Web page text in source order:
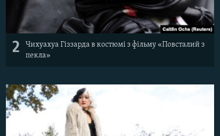
2
Чихуахуа Гіззарда в костюмі з фільму «Повсталий з
пекла»